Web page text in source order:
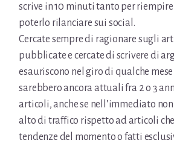
scrive in 10 minuti tanto per
poterlo rilanciare sui social.
Cercate sempre di ragionare sugli
pubblicate e cercate di scrivere di
esauriscono nel giro di qualche mese
sarebbero ancora attuali fra 2 o 3
articoli, anche se nell’immediato
alto di traffico rispetto ad articoli
tendenze del momento o fatti